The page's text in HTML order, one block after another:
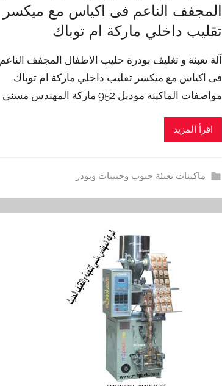
المجفف الناعم فى اكياس مع ميكسر
تقليب داخلي ماركة ام توباك
آلة تعبئة و تغليف بودرة حليب الاطفال المجفف الناعم
فى اكياس مع ميكسر تقليب داخلي ماركة ام توباك
مواصفات الماكينه موديل 952 ماركة المهندس مسنى
اقرأ المزيد
ماكينات تعبئة حبوب وحبيبات وبودر